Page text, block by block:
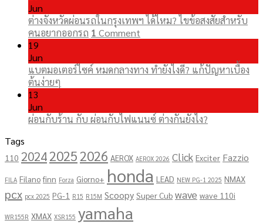
Jun
ต่างจังหวัดผ่อนรถในกรุงเทพฯ ได้ไหม? ไขข้อสงสัยสำหรับ
คนอยากออกรถ 1 Comment
19
Jun
แบตมอเตอร์ไซค์ หมดกลางทาง ทำยังไงดี? แก้ปัญหาเบื้อง
ต้นง่ายๆ
13
Jun
ผ่อนกับร้าน กับ ผ่อนกับไฟแนนซ์ ต่างกันยังไง?
Tags
110 202420252026 AEROX AEROX 2026 Click Exciter Fazzio
FILA Filano finn Forza Giorno+ honda LEAD NEW PG-1 2025 NMAX
pcx pcx 2025 PG-1 R15 R15M Scoopy Super Cub wave wave 110i
WR155R XMAX XSR155 yamaha